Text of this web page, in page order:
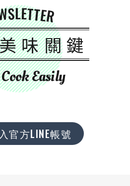
味關鍵
Easily
官方LINE帳號